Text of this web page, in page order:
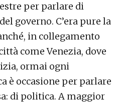
per parlare di
governo. C’era pure la
in collegamento
come Venezia, dove
ormai ogni
è occasione per parlare
di politica. A maggior